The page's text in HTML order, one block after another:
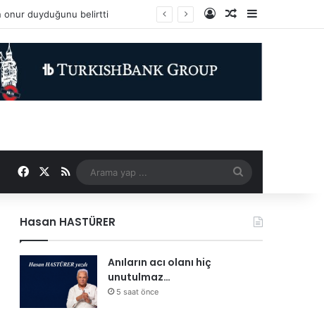
Kayıt OlRastgele Makale
FacebookRSS
yap
Hasan HASTÜRER
Anıların acı olanı hiç
unutulmaz…
5 saat önce